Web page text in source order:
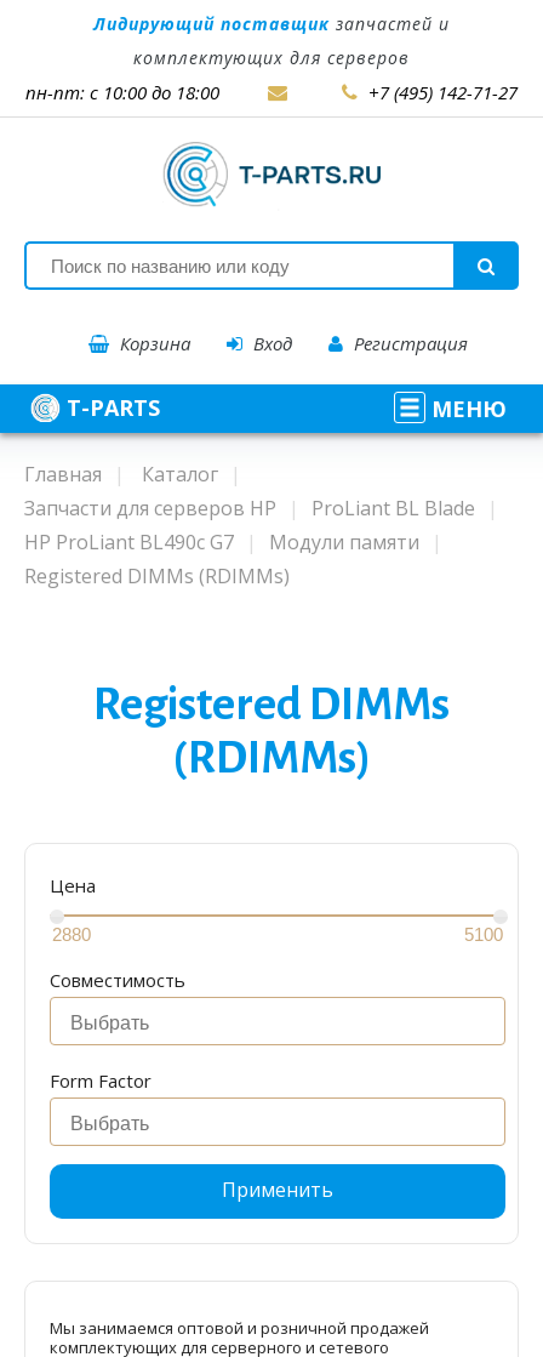
Лидирующий поставщик запчастей и
комплектующих для серверов
пн-пт: с 10:00 до 18:00 +7 (495) 142-71-27
Корзина Вход Регистрация
T-PARTS МЕНЮ
Главная
Каталог
Запчасти для серверов HP
ProLiant BL Blade
HP ProLiant BL490c G7
Модули памяти
Registered DIMMs (RDIMMs)
Registered DIMMs
(RDIMMs)
Цена
Совместимость
Form Factor
Применить
Мы занимаемся оптовой и розничной продажей
комплектующих для серверного и сетевого